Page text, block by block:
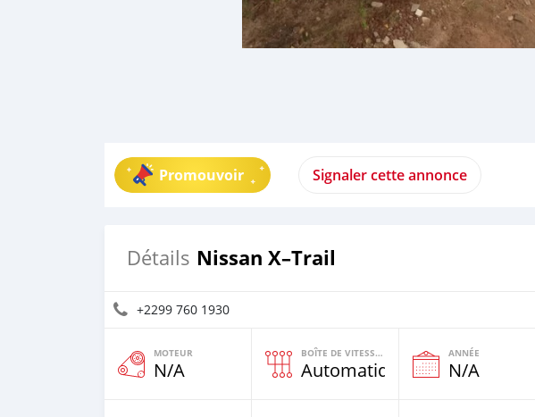
Promouvoir Signaler cette annonce
Détails Nissan X–Trail
+2299 760 1930
MOTEUR
N/A
BOÎTE DE VITESSES
Automatique
ANNÉE
N/A